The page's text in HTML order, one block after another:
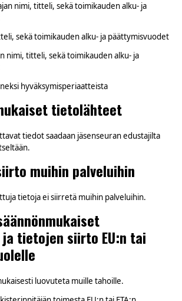
nimi, titteli, sekä toimikauden alku- ja
sekä toimikauden alku- ja päättymisvuodet
nimi, titteli, sekä toimikauden alku- ja
hyväksymisperiaatteista
tietolähteet
tiedot saadaan jäsenseuran edustajilta
muihin palveluihin
tietoja ei siirretä muihin palveluihin.
tietojen siirto EU:n tai
luovuteta muille tahoille.